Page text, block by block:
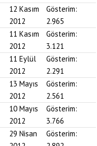
12 Kasım
2012
Gösterim:
2.965
11 Kasım
2012
Gösterim:
3.121
11 Eylül
2012
Gösterim:
2.291
13 Mayıs
2012
Gösterim:
2.561
10 Mayıs
2012
Gösterim:
3.766
29 Nisan
Gösterim: